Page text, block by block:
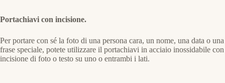
Portachiavi con incisione.
Per portare con sé la foto di una persona cara, un nome, una data o una
frase speciale, potete utilizzare il portachiavi in acciaio inossidabile con
incisione di foto o testo su uno o entrambi i lati.